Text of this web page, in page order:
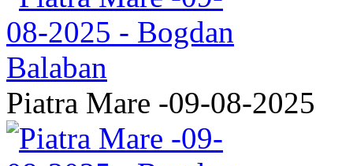
Piatra Mare -09-08-2025